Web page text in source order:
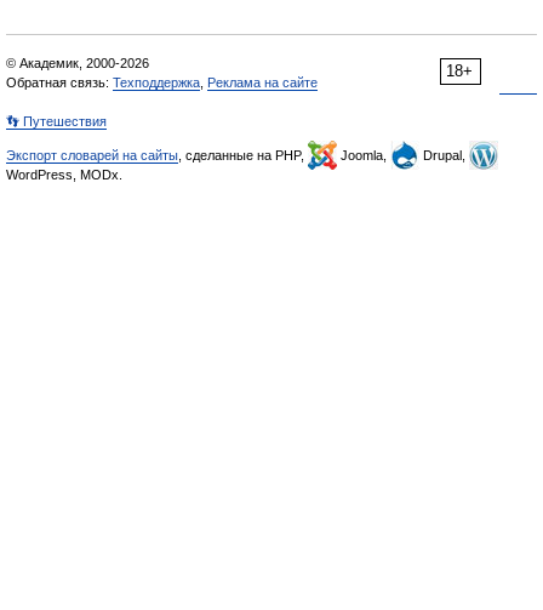
18+
© Академик, 2000-2026
Обратная связь: Техподдержка Реклама на сайте
👣 Путешествия
Экспорт словарей на сайты , сделанные на PHP, Joomla,
Drupal,
WordPress, MODx.